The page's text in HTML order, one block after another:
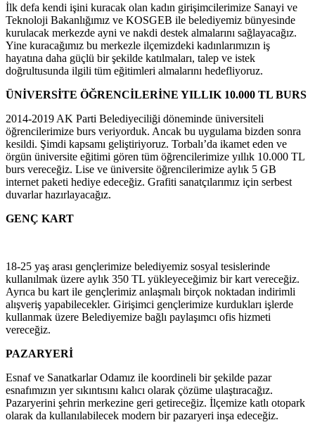
İlk defa kendi işini kuracak olan kadın girişimcilerimize Sanayi ve
Teknoloji Bakanlığımız ve KOSGEB ile belediyemiz bünyesinde
kurulacak merkezde ayni ve nakdi destek almalarını sağlayacağız.
Yine kuracağımız bu merkezle ilçemizdeki kadınlarımızın iş
hayatına daha güçlü bir şekilde katılmaları, talep ve istek
doğrultusunda ilgili tüm eğitimleri almalarını hedefliyoruz.
ÜNİVERSİTE ÖĞRENCİLERİNE YILLIK 10.000 TL BURS
2014-2019 AK Parti Belediyeciliği döneminde üniversiteli
öğrencilerimize burs veriyorduk. Ancak bu uygulama bizden sonra
kesildi. Şimdi kapsamı geliştiriyoruz. Torbalı’da ikamet eden ve
örgün üniversite eğitimi gören tüm öğrencilerimize yıllık 10.000 TL
burs vereceğiz. Lise ve üniversite öğrencilerimize aylık 5 GB
internet paketi hediye edeceğiz. Grafiti sanatçılarımız için serbest
duvarlar hazırlayacağız.
GENÇ KART
18-25 yaş arası gençlerimize belediyemiz sosyal tesislerinde
kullanılmak üzere aylık 350 TL yükleyeceğimiz bir kart vereceğiz.
Ayrıca bu kart ile gençlerimiz anlaşmalı birçok noktadan indirimli
alışveriş yapabilecekler. Girişimci gençlerimize kurdukları işlerde
kullanmak üzere Belediyemize bağlı paylaşımcı ofis hizmeti
vereceğiz.
PAZARYERİ
Esnaf ve Sanatkarlar Odamız ile koordineli bir şekilde pazar
esnafımızın yer sıkıntısını kalıcı olarak çözüme ulaştıracağız.
Pazaryerini şehrin merkezine geri getireceğiz. İlçemize katlı otopark
olarak da kullanılabilecek modern bir pazaryeri inşa edeceğiz.